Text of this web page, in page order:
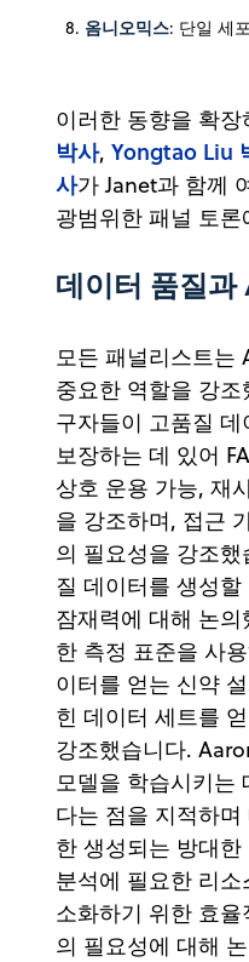
‍옴니오믹스: 단일 세
이러한 동향을 확장
박사, Yongtao Liu
사가 Janet과 함께
광범위한 패널 토
데이터 품질과
모든 패널리스트는
중요한 역할을 강
구자들이 고품질
보장하는 데 있어
상호 운용 가능, 재
을 강조하며, 접근
의 필요성을 강조
질 데이터를 생성
잠재력에 대해 논
한 측정 표준을 사
이터를 얻는 신약
힌 데이터 세트를
강조했습니다.
모델을 학습시키는
다는 점을 지적하
한 생성되는 방대
분석에 필요한 리
소화하기 위한 효
의 필요성에 대해